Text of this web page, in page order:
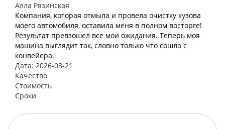
Алла Рязинская
Компания, которая отмыла и провела очистку кузова
моего автомобиля, оставила меня в полном восторге!
Результат превзошел все мои ожидания. Теперь моя
машина выглядит так, словно только что сошла с
конвейера.
Дата: 2026-03-21
Качество
Стоимость
Сроки